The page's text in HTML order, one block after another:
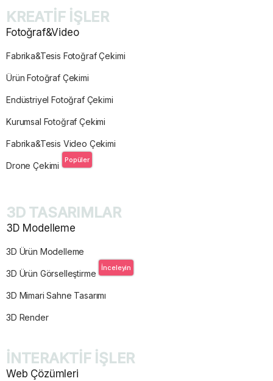
KREATİF İŞLER
Fotoğraf&Video
Fabrika&Tesis Fotoğraf Çekimi
Ürün Fotoğraf Çekimi
Endüstriyel Fotoğraf Çekimi
Kurumsal Fotoğraf Çekimi
Fabrika&Tesis Video Çekimi
Drone Çekimi
Popüler
3D TASARIMLAR
3D Modelleme
3D Ürün Modelleme
3D Ürün Görselleştirme
İnceleyin
3D Mimari Sahne Tasarımı
3D Render
İNTERAKTİF İŞLER
Web Çözümleri